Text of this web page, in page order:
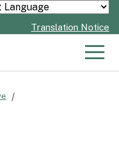
Powered by
Translation Notice